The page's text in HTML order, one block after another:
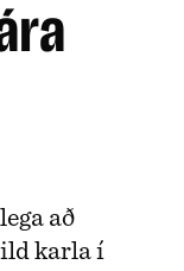
að
karla í